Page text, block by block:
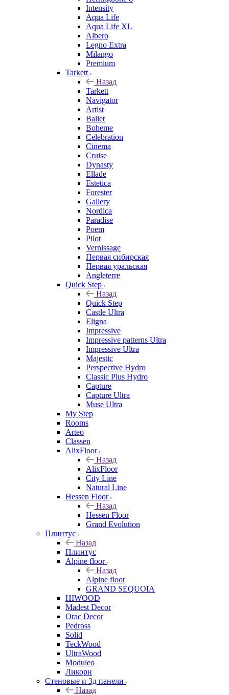
Intensity
Aqua Life
Aqua Life XL
Albero
Legno Extra
Milango
Premium
Tarkett
Назад
Tarkett
Navigator
Artist
Ballet
Boheme
Celebration
Cinema
Cruise
Dynasty
Ellade
Estetica
Forester
Gallery
Nordica
Paradise
Poem
Pilot
Vernissage
Первая сибирская
Первая уральская
Angleterre
Quick Step
Назад
Quick Step
Castle Ultra
Eligna
Impressive
Impressive patterns Ultra
Impressive Ultra
Majestic
Perspective Hydro
Classic Plus Hydro
Capture
Capture Ultra
Muse Ultra
My Step
Rooms
Arteo
Classen
AlixFloor
Назад
AlixFloor
City Line
Natural Line
Hessen Floor
Назад
Hessen Floor
Grand Evolution
Плинтус
Назад
Плинтус
Alpine floor
Назад
Alpine floor
GRAND SEQUOIA
HIWOOD
Madest Decor
Orac Decor
Pedross
Solid
TeckWood
UltraWood
Moduleo
Ликорн
Стеновые и 3д панели
Назад